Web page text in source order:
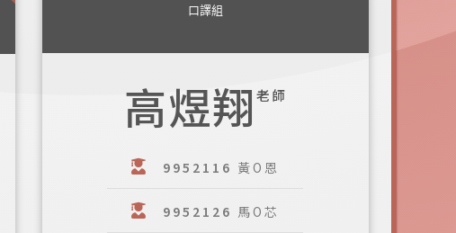
口譯組
高煜翔 老師
9952116 黃O恩
9952126 馬O芯